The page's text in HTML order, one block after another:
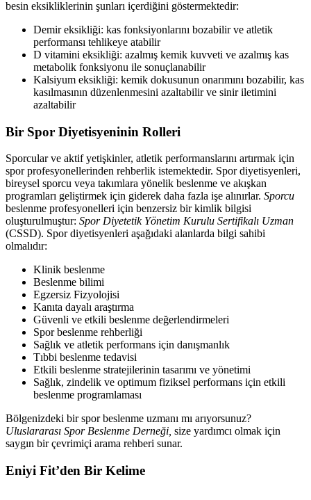
besin eksikliklerinin şunları içerdiğini göstermektedir:
Demir eksikliği: kas fonksiyonlarını bozabilir ve atletik
performansı tehlikeye atabilir
D vitamini eksikliği: azalmış kemik kuvveti ve azalmış kas
metabolik fonksiyonu ile sonuçlanabilir
Kalsiyum eksikliği: kemik dokusunun onarımını bozabilir, kas
kasılmasının düzenlenmesini azaltabilir ve sinir iletimini
azaltabilir
Bir Spor Diyetisyeninin Rolleri
Sporcular ve aktif yetişkinler, atletik performanslarını artırmak için
spor profesyonellerinden rehberlik istemektedir. Spor diyetisyenleri,
bireysel sporcu veya takımlara yönelik beslenme ve akışkan
programları geliştirmek için giderek daha fazla işe alınırlar. Sporcu
beslenme profesyonelleri için benzersiz bir kimlik bilgisi
oluşturulmuştur: Spor Diyetetik Yönetim Kurulu Sertifikalı Uzman
(CSSD). Spor diyetisyenleri aşağıdaki alanlarda bilgi sahibi
olmalıdır:
Klinik beslenme
Beslenme bilimi
Egzersiz Fizyolojisi
Kanıta dayalı araştırma
Güvenli ve etkili beslenme değerlendirmeleri
Spor beslenme rehberliği
Sağlık ve atletik performans için danışmanlık
Tıbbi beslenme tedavisi
Etkili beslenme stratejilerinin tasarımı ve yönetimi
Sağlık, zindelik ve optimum fiziksel performans için etkili
beslenme programlaması
Bölgenizdeki bir spor beslenme uzmanı mı arıyorsunuz?
Uluslararası Spor Beslenme Derneği, size yardımcı olmak için
saygın bir çevrimiçi arama rehberi sunar.
Eniyi Fit’den Bir Kelime